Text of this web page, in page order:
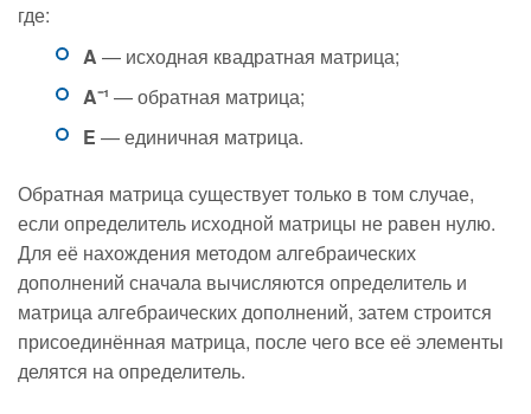
где:
A — исходная квадратная матрица;
A⁻¹ — обратная матрица;
E — единичная матрица.
Обратная матрица существует только в том случае,
если определитель исходной матрицы не равен нулю.
Для её нахождения методом алгебраических
дополнений сначала вычисляются определитель и
матрица алгебраических дополнений, затем строится
присоединённая матрица, после чего все её элементы
делятся на определитель.